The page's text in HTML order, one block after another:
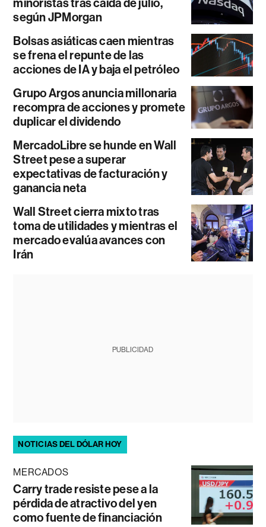
minoristas tras caída de julio,
según JPMorgan
Bolsas asiáticas caen mientras
se frena el repunte de las
acciones de IA y baja el petróleo
Grupo Argos anuncia millonaria
recompra de acciones y promete
duplicar el dividendo
MercadoLibre se hunde en Wall
Street pese a superar
expectativas de facturación y
ganancia neta
Wall Street cierra mixto tras
toma de utilidades y mientras el
mercado evalúa avances con
Irán
PUBLICIDAD
NOTICIAS DEL DÓLAR HOY
MERCADOS
Carry trade resiste pese a la
pérdida de atractivo del yen
como fuente de financiación